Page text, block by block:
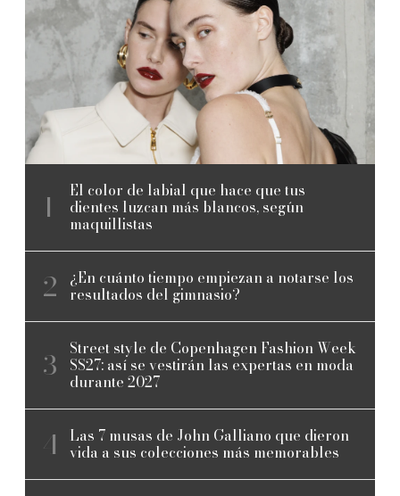
El color de labial que hace que tus
dientes luzcan más blancos, según
maquillistas
¿En cuánto tiempo empiezan a notarse los
resultados del gimnasio?
Street style de Copenhagen Fashion Week
SS27: así se vestirán las expertas en moda
durante 2027
Las 7 musas de John Galliano que dieron
vida a sus colecciones más memorables